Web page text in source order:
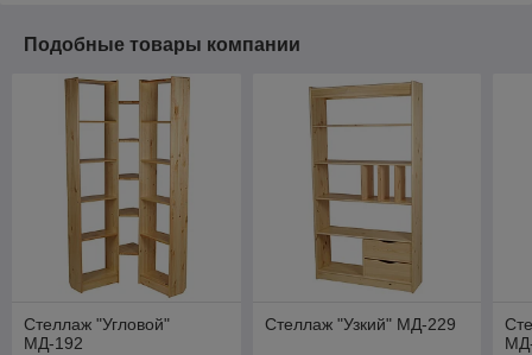
Подобные товары компании
Стеллаж "Угловой"
МД-192
Стеллаж "Узкий" МД-229